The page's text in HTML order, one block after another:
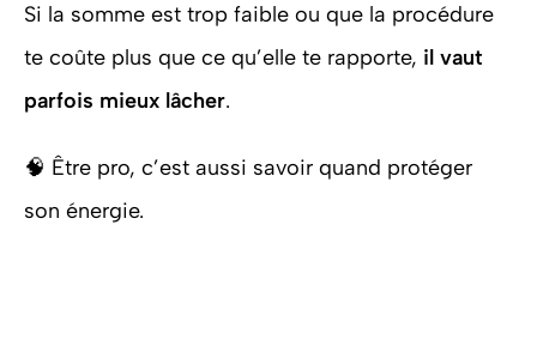
Si la somme est trop faible ou que la procédure
te coûte plus que ce qu’elle te rapporte, il vaut
parfois mieux lâcher.
🧠 Être pro, c’est aussi savoir quand protéger
son énergie.